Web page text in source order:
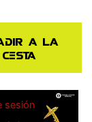
a la
cesta
sesión